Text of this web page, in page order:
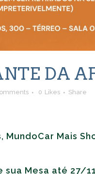
DA
0 Likes Share
Mais
Mesa até 27/